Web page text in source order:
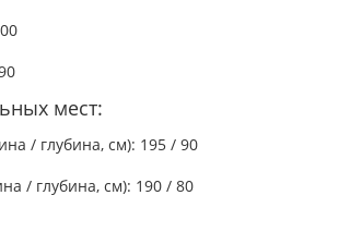
мест:
/ глубина, см): 195 / 90
/ глубина, см): 190 / 80